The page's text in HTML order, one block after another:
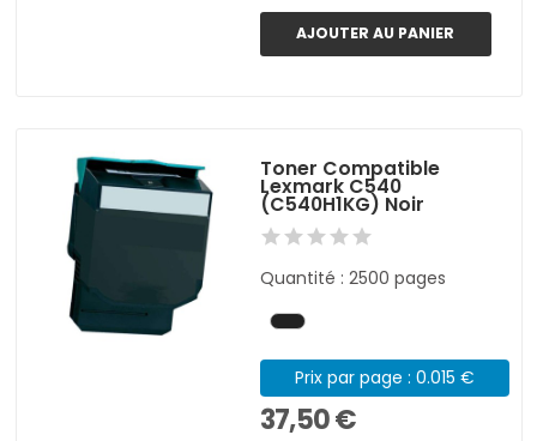
AJOUTER AU PANIER
Toner Compatible
Lexmark C540
(C540H1KG) Noir
Quantité : 2500 pages
Prix par page : 0.015 €
37,50 €